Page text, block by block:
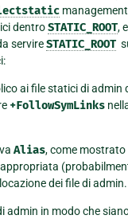
dentroSTATIC_ROOT,
servireSTATIC_ROOT
ai file statici di admin
+FollowSymLinks
Alias, come
appropriata
dei file di admin.
admin in modo che